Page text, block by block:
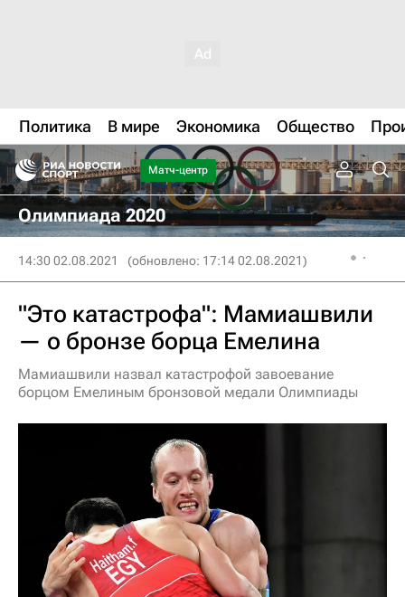
Политика В мире Экономика Общество
Матч-центр
Олимпиада 2020
14:30 02.08.2021 (обновлено: 17:14 02.08.2021)
"Это катастрофа": Мамиашвили
— о бронзе борца Емелина
Мамиашвили назвал катастрофой завоевание
борцом Емелиным бронзовой медали Олимпиады